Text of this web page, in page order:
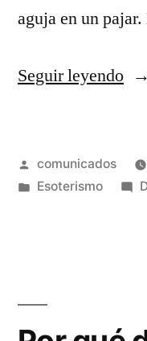
aguja en un
Seguir leyendo
Los
Publicado
por
comunicados
Publicado
Esoterismo